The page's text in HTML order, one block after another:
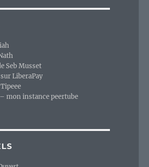
Seb Musset
LiberaPay
mon instance peertube